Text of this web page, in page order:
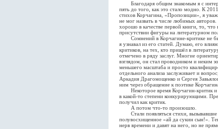
Благодаря общим знакомым я с
пять до того, как это стало модно. К
стихов Корчагина, «Пропозиции», я
не мог назвать в числе любимых
хорошо в качестве первой книги, то, что
присутствии фигуры на литературном
Сомнений в Корчагине-критике не
я узнавал из его статей. Думаю, его
критиков, на тех, кто пришёл в
отмечено в ряду заслуг. Многие
взглядом, он стал проводником и неким
меньшего масштаба и просто
отдельного анализа заслуживает и
Аркадия Драгомощенко и Сергея
ним через обращение к поэтике
Некоторое время Корчагин-критик и
в какой-то степени конкурирующими.
получил как критик.
А потом что-то произошло.
Стали появляться стихи, вызывавшие
полувосхищенное «ай да сукин сын!».
нерв времени и давят на него, но не